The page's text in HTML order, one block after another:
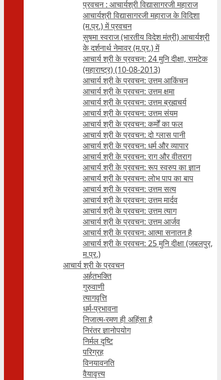
प्रवचन : आचार्यश्री ‍विद्यासागरजी महाराज
आचार्यश्री विद्यासागरजी महाराज के विदिशा
(म.प्र.) में प्रवचन
सुषमा स्वराज (भारतीय विदेश मंत्री) आचार्यश्री
के दर्शनार्थ नेमावर (म.प्र.) में
आचार्य श्री के प्रवचन: 24 मुनि दीक्षा, रामटेक
(महाराष्ट्र) (10-08-2013)
आचार्य श्री के प्रवचन: उत्तम आकिंचन
आचार्य श्री के प्रवचन: उत्तम क्षमा
आचार्य श्री के प्रवचन: उत्तम ब्रह्मचर्य
आचार्य श्री के प्रवचन: उत्तम संयम
आचार्य श्री के प्रवचन: कर्मों का फल
आचार्य श्री के प्रवचन: दो ग्लास पानी
आचार्य श्री के प्रवचन: धर्म और व्यापार
आचार्य श्री के प्रवचन: राग और वीतराग
आचार्य श्री के प्रवचन: रूप स्वरुप का ज्ञान
आचार्य श्री के प्रवचन: लोभ पाप का बाप
आचार्य श्री के प्रवचन: उत्तम सत्य
आचार्य श्री के प्रवचन: उत्तम मार्दव
आचार्य श्री के प्रवचन: उत्तम त्याग
आचार्य श्री के प्रवचन: उत्तम आर्जव
आचार्य श्री के प्रवचन: आत्मा सनातन है
आचार्य श्री के प्रवचन: 25 मुनि दीक्षा (जबलपुर,
म.प्र.)
आचार्य श्री के प्रवचन
अर्हतभक्ति
गुरुवाणी
त्यागवृत्ति
धर्म-प्रभावना
निजात्म-रमण ही अहिंसा है
निरंतर ज्ञानोपयोग
निर्मल दृष्टि
परिग्रह
विनयावनति
वैयावृत्त्य